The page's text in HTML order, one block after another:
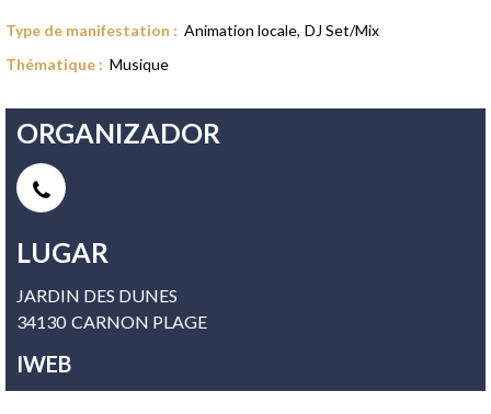
Type de manifestation : Animation locale DJ Set/Mix
Thématique : Musique
ORGANIZADOR
LUGAR
JARDIN DES DUNES
34130 CARNON PLAGE
IWEB